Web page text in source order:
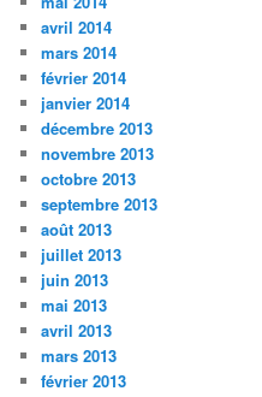
avril 2014
mars 2014
février 2014
janvier 2014
décembre 2013
novembre 2013
octobre 2013
septembre 2013
août 2013
juillet 2013
juin 2013
mai 2013
avril 2013
mars 2013
février 2013